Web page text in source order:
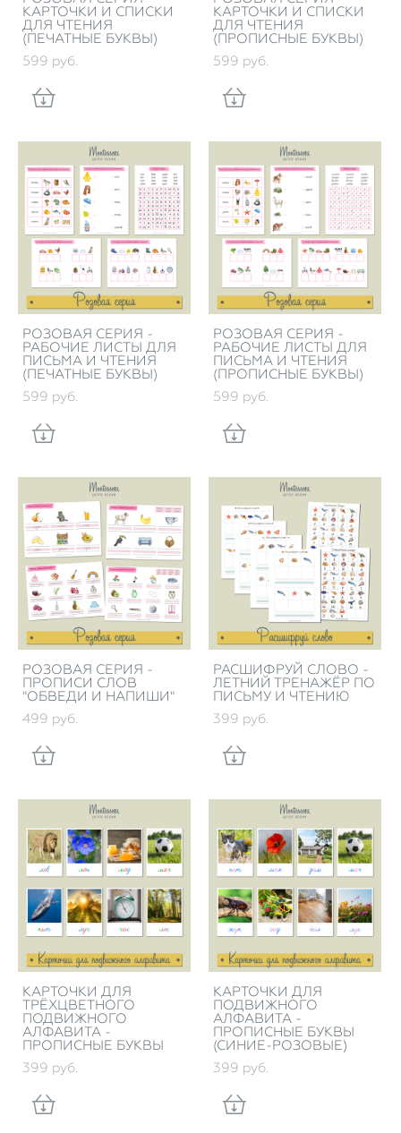
КАРТОЧКИ И СПИСКИ
ДЛЯ ЧТЕНИЯ
(ПЕЧАТНЫЕ БУКВЫ)
599 pуб.
КАРТОЧКИ И СПИСКИ
ДЛЯ ЧТЕНИЯ
(ПРОПИСНЫЕ БУКВЫ)
599 pуб.
РОЗОВАЯ СЕРИЯ -
РАБОЧИЕ ЛИСТЫ ДЛЯ
ПИСЬМА И ЧТЕНИЯ
(ПЕЧАТНЫЕ БУКВЫ)
599 pуб.
РОЗОВАЯ СЕРИЯ -
РАБОЧИЕ ЛИСТЫ ДЛЯ
ПИСЬМА И ЧТЕНИЯ
(ПРОПИСНЫЕ БУКВЫ)
599 pуб.
РОЗОВАЯ СЕРИЯ -
ПРОПИСИ СЛОВ
"ОБВЕДИ И НАПИШИ"
499 pуб.
РАСШИФРУЙ СЛОВО -
ЛЕТНИЙ ТРЕНАЖЁР ПО
ПИСЬМУ И ЧТЕНИЮ
399 pуб.
КАРТОЧКИ ДЛЯ
ТРЁХЦВЕТНОГО
ПОДВИЖНОГО
АЛФАВИТА -
ПРОПИСНЫЕ БУКВЫ
399 pуб.
КАРТОЧКИ ДЛЯ
ПОДВИЖНОГО
АЛФАВИТА -
ПРОПИСНЫЕ БУКВЫ
(СИНИЕ-РОЗОВЫЕ)
399 pуб.